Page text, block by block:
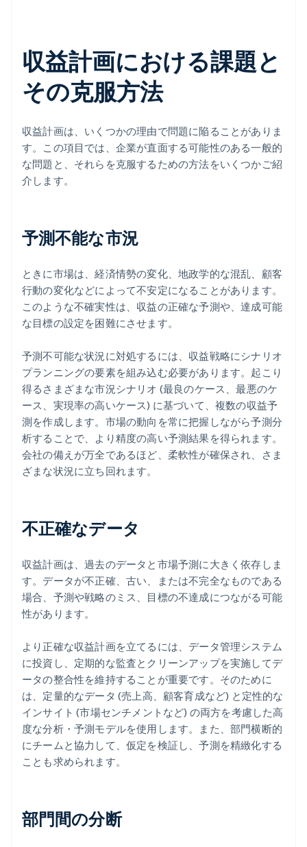
収益計画における課題と
その克服方法
収益計画は、いくつかの理由で問題に陥ることがありま
す。この項目では、企業が直面する可能性のある一般的
な問題と、それらを克服するための方法をいくつかご紹
介します。
予測不能な市況
ときに市場は、経済情勢の変化、地政学的な混乱、顧客
行動の変化などによって不安定になることがあります。
このような不確実性は、収益の正確な予測や、達成可能
な目標の設定を困難にさせます。
予測不可能な状況に対処するには、収益戦略にシナリオ
プランニングの要素を組み込む必要があります。起こり
得るさまざまな市況シナリオ (最良のケース、最悪のケ
ース、実現率の高いケース) に基づいて、複数の収益予
測を作成します。市場の動向を常に把握しながら予測分
析することで、より精度の高い予測結果を得られます。
会社の備えが万全であるほど、柔軟性が確保され、さま
ざまな状況に立ち回れます。
不正確なデータ
収益計画は、過去のデータと市場予測に大きく依存しま
す。データが不正確、古い、または不完全なものである
場合、予測や戦略のミス、目標の不達成につながる可能
性があります。
より正確な収益計画を立てるには、データ管理システム
に投資し、定期的な監査とクリーンアップを実施してデ
ータの整合性を維持することが重要です。そのために
は、定量的なデータ (売上高、顧客育成など) と定性的な
インサイト (市場センチメントなど) の両方を考慮した高
度な分析・予測モデルを使用します。また、部門横断的
にチームと協力して、仮定を検証し、予測を精緻化する
ことも求められます。
部門間の分断